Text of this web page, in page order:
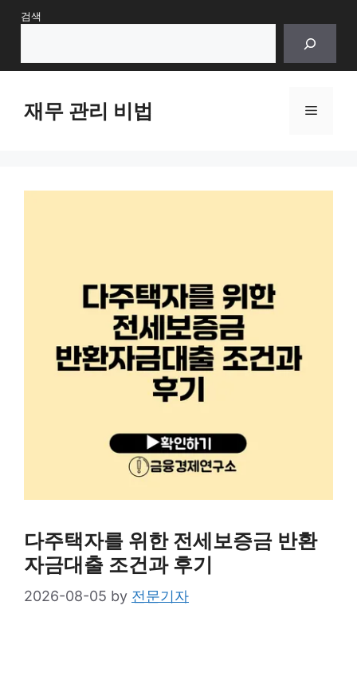
Skip검색
재무 관리 비법 Menu
다주택자를 위한 전세보증금 반환
자금대출 조건과 후기
2026-08-05 by 전문기자